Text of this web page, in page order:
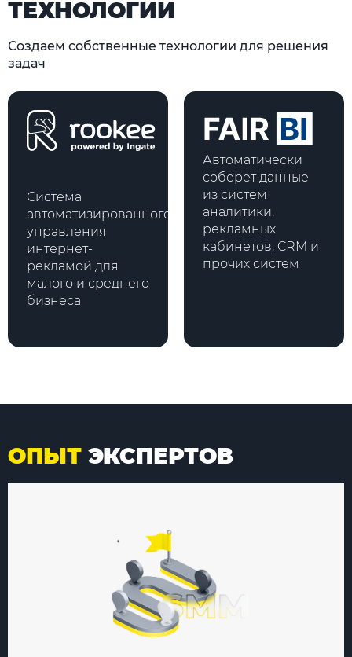
ТЕХНОЛОГИИ
Создаем собственные технологии для решения
задач
Система
автоматизированного
управления
интернет-
рекламой для
малого и среднего
бизнеса
Автоматически
соберет данные
из систем
аналитики,
рекламных
кабинетов, CRM и
прочих систем
ОПЫТ ЭКСПЕРТОВ